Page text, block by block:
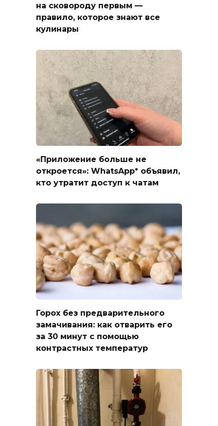
на сковороду первым —
правило, которое знают все
кулинары
«Приложение больше не
откроется»: WhatsApp* объявил,
кто утратит доступ к чатам
Горох без предварительного
замачивания: как отварить его
за 30 минут с помощью
контрастных температур